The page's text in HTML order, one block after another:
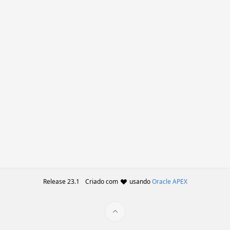
Release 23.1 Criado com usandoOracle APEX